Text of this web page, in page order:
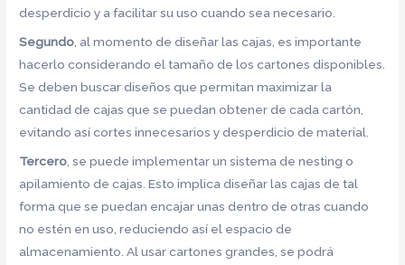
desperdicio y a facilitar su uso cuando sea necesario.
Segundo , al momento de diseñar las cajas, es importante
hacerlo considerando el tamaño de los cartones disponibles.
Se deben buscar diseños que permitan maximizar la
cantidad de cajas que se puedan obtener de cada cartón,
evitando así cortes innecesarios y desperdicio de material.
Tercero , se puede implementar un sistema de nesting o
apilamiento de cajas. Esto implica diseñar las cajas de tal
forma que se puedan encajar unas dentro de otras cuando
no estén en uso, reduciendo así el espacio de
almacenamiento. Al usar cartones grandes, se podrá